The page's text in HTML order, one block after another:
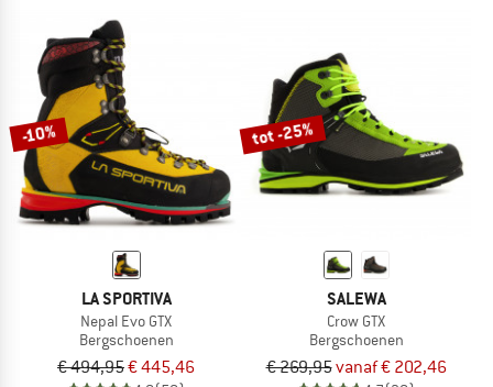
-10%
LA SPORTIVA
Nepal Evo GTX
Bergschoenen
€ 494,95€ 445,46
tot -25%
SALEWA
Crow GTX
Bergschoenen
€ 269,95vanaf € 202,46